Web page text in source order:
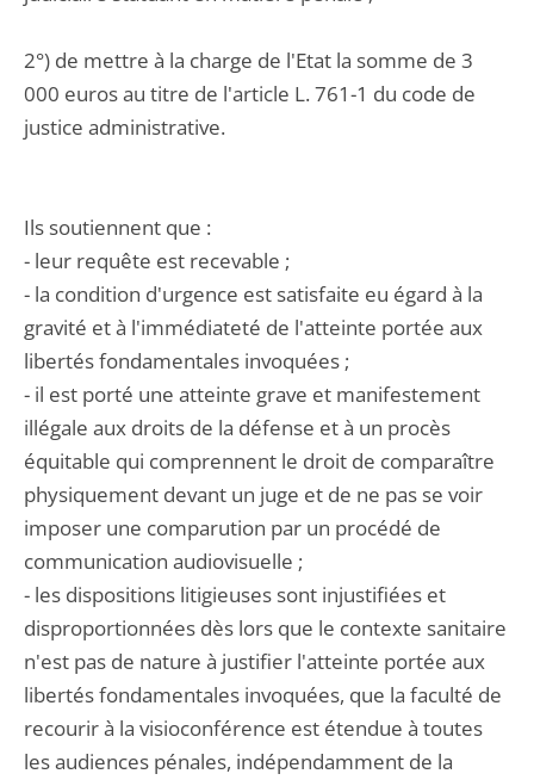
2°) de mettre à la charge de l'Etat la somme de 3
000 euros au titre de l'article L. 761-1 du code de
justice administrative.
Ils soutiennent que :
- leur requête est recevable ;
- la condition d'urgence est satisfaite eu égard à la
gravité et à l'immédiateté de l'atteinte portée aux
libertés fondamentales invoquées ;
- il est porté une atteinte grave et manifestement
illégale aux droits de la défense et à un procès
équitable qui comprennent le droit de comparaître
physiquement devant un juge et de ne pas se voir
imposer une comparution par un procédé de
communication audiovisuelle ;
- les dispositions litigieuses sont injustifiées et
disproportionnées dès lors que le contexte sanitaire
n'est pas de nature à justifier l'atteinte portée aux
libertés fondamentales invoquées, que la faculté de
recourir à la visioconférence est étendue à toutes
les audiences pénales, indépendamment de la